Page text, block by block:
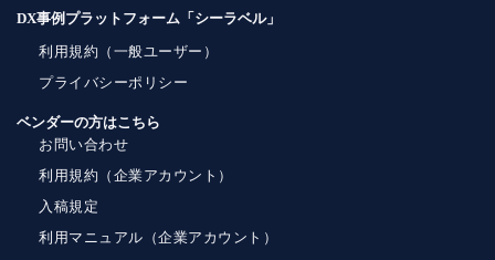
DX事例プラットフォーム「シーラベル」
利用規約（一般ユーザー）
プライバシーポリシー
ベンダーの方はこちら
お問い合わせ
利用規約（企業アカウント）
入稿規定
利用マニュアル（企業アカウント）